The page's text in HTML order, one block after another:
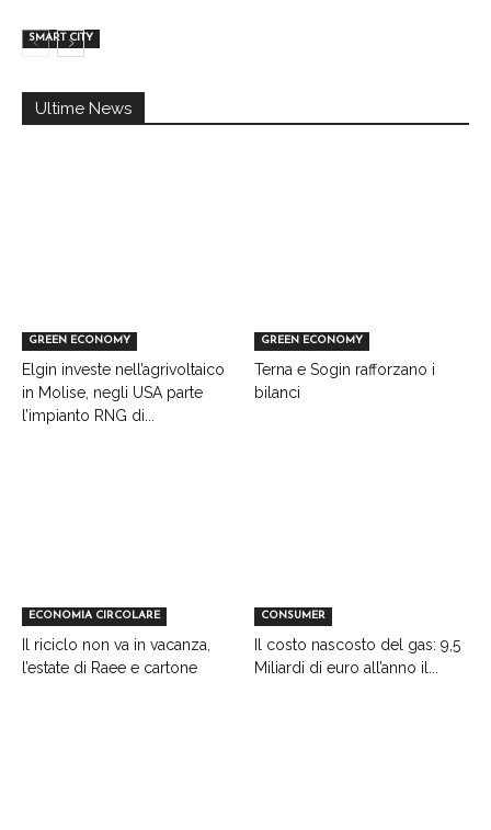
SMART CITY
Ultime News
GREEN ECONOMY
Elgin investe nell’agrivoltaico
in Molise, negli USA parte
l’impianto RNG di...
GREEN ECONOMY
Terna e Sogin rafforzano i
bilanci
ECONOMIA CIRCOLARE
Il riciclo non va in vacanza,
l’estate di Raee e cartone
CONSUMER
Il costo nascosto del gas: 9,5
Miliardi di euro all’anno il...